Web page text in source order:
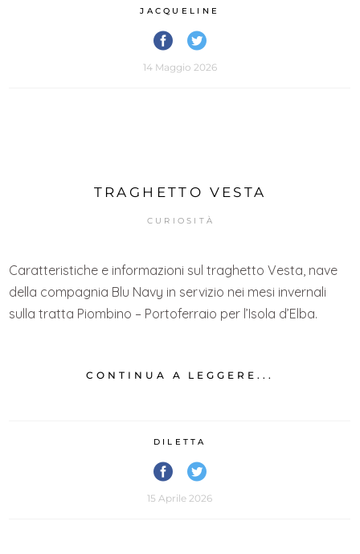
JACQUELINE
14 Maggio 2026
TRAGHETTO VESTA
CURIOSITÀ
Caratteristiche e informazioni sul traghetto Vesta, nave
della compagnia Blu Navy in servizio nei mesi invernali
sulla tratta Piombino – Portoferraio per l’Isola d’Elba.
CONTINUA A LEGGERE...
DILETTA
15 Aprile 2026